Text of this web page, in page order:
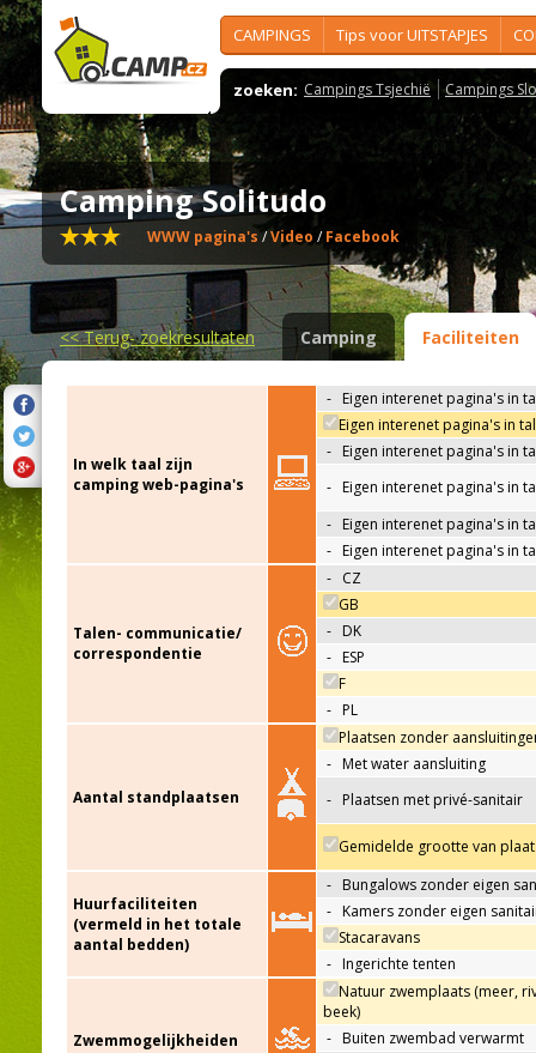
CAMPINGS Tips voor UITSTAPJES
zoeken: Campings Tsjechië Campings
Camping Solitudo
WWW pagina's /Video /Facebook
<<Terug- zoekresultaten Camping Faciliteiten
In welk taal zijn
camping web-pagina's
- Eigen interenet pagina's in
Eigen interenet pagina's in
- Eigen interenet pagina's in
- Eigen interenet pagina's in
- Eigen interenet pagina's in
- Eigen interenet pagina's in
Talen- communicatie/
correspondentie
- CZ
GB
- DK
- ESP
F
- PL
Aantal standplaatsen
Plaatsen zonder
- Met water aansluiting
- Plaatsen met privé-sanitair
Gemidelde grootte van
Huurfaciliteiten
(vermeld in het totale
aantal bedden)
- Bungalows zonder eigen
- Kamers zonder eigen
Stacaravans
- Ingerichte tenten
Zwemmogelijkheiden
Natuur zwemplaats (meer,
beek)
- Buiten zwembad verwarmt